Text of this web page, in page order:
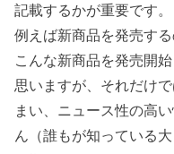
記載するかが重要です。
例えば新商品を発売す
こんな新商品を発売開
思いますが、それだけ
まい、ニュース性の高
ん（誰もが知っている